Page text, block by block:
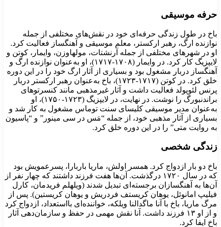
موسیقی
در طول زندگی حرفه‌ای خود در نقش‌های مختلفی از جمله
ارگ، رهبر ارکستر، معلم موسیقی و آهنگساز فعالیت کرد.
در شهرهای مختلفی از جمله آرنشتات، مولهاوزن، وایمار، کوتن و
لایپزیگ کار کرد. در وایمار (۱۷۰۸-۱۷۱۷)، او به‌عنوان نوازنده ارگ و
دربار مشغول بود و بسیاری از آثار ارگ خود را در این دوره
خلق کرد. در کوتن (۱۷۱۷-۱۷۲۳)، باخ به‌عنوان رهبر ارکستر دربار
لئوپولد فعالیت داشت و آثار غیرمذهبی مانند کنسرتوهای
براندنبورگ را نوشت. در نهایت، در لایپزیگ (۱۷۲۳-۱۷۵۰)، او
مدیر موسیقی کلیسای سنت توماس مشغول به کار شد و
از آثار مذهبی خود، از جمله “مَس در سی مینور” و “پاسیون
روایت متی” را در این دوره خلق کرد.
شخصی
دو بار ازدواج کرد. همسر اولش، ماریا باربارا، پسرعمویش بود
که در سال ۱۷۲۰ درگذشت. آن‌ها هفت فرزند داشتند که چهار نفر از
به آهنگسازان برجسته‌ای تبدیل شدند (ویلهلم فریدمان، کارل
امانوئل، یوهان کریستف فردریش و یوهان کریستین). پس از
ماریا، باخ با آنا ماگدالنا ویلکه، خواننده‌ای بااستعداد، ازدواج کرد
و از او ۱۳ فرزند داشت. آنا نقش مهمی در حفظ و سازمان‌دهی آثار
ایفا کرد.